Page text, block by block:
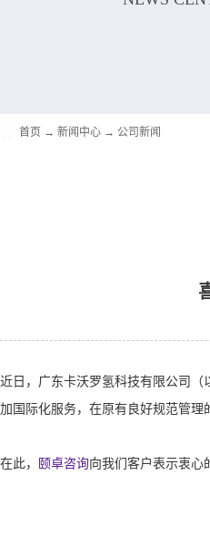
首页 → 新闻中心 → 公司新闻
近日，广东卡沃罗氢科技有限公司（
加国际化服务，在原有良好规范管
在此， 颐卓咨询向我们客户表示衷心